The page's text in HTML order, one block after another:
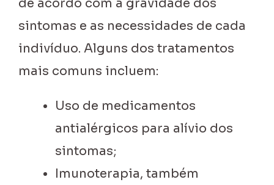
de acordo com a gravidade dos
sintomas e as necessidades de cada
indivíduo. Alguns dos tratamentos
mais comuns incluem:
Uso de medicamentos
antialérgicos para alívio dos
sintomas;
Imunoterapia, também